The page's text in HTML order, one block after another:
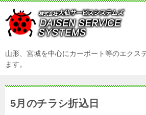
山形、宮城を中心にカーポート等のエクス
ます。
5月のチラシ折込日